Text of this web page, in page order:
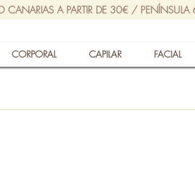
CANARIAS A PARTIR DE 30€ /
CORPORAL CAPILAR FACIAL